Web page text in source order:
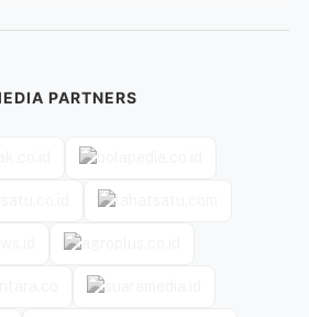
PARTNERS